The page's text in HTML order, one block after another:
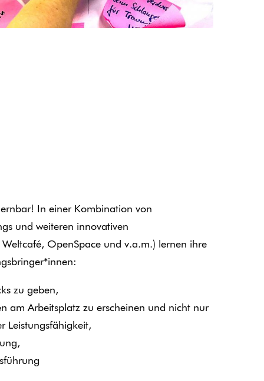
In einer Kombination von
und weiteren innovativen
OpenSpace und v.a.m.) lernen ihre
zu geben,
am Arbeitsplatz zu erscheinen und nicht nur
Leistungsfähigkeit,